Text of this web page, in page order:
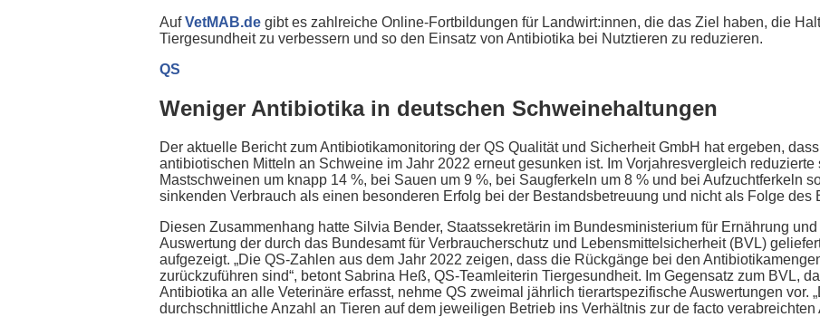
AufVetMAB.de gibt es zahlreiche Online-Fortbildungen für Landwirt:innen, die das Ziel haben, die
Tiergesundheit zu verbessern und so den Einsatz von Antibiotika bei Nutztieren zu reduzieren.
QS
Weniger Antibiotika in deutschen Schweinehaltungen
Der aktuelle Bericht zum Antibiotikamonitoring der QS Qualität und Sicherheit GmbH hat ergeben,
antibiotischen Mitteln an Schweine im Jahr 2022 erneut gesunken ist. Im Vorjahresvergleich
Mastschweinen um knapp 14 %, bei Sauen um 9 %, bei Saugferkeln um 8 % und bei Aufzuchtferkeln
sinkenden Verbrauch als einen besonderen Erfolg bei der Bestandsbetreuung und nicht als Folge des
Diesen Zusammenhang hatte Silvia Bender, Staatssekretärin im Bundesministerium für Ernährung
Auswertung der durch das Bundesamt für Verbraucherschutz und Lebensmittelsicherheit (BVL)
aufgezeigt. „Die QS-Zahlen aus dem Jahr 2022 zeigen, dass die Rückgänge bei den
zurückzuführen sind“, betont Sabrina Heß, QS-Teamleiterin Tiergesundheit. Im Gegensatz zum BVL,
Antibiotika an alle Veterinäre erfasst, nehme QS zweimal jährlich tierartspezifische Auswertungen vor.
durchschnittliche Anzahl an Tieren auf dem jeweiligen Betrieb ins Verhältnis zur de facto verabreichten